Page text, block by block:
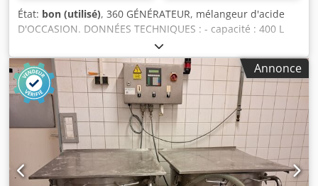
État: bon (utilisé), 360 GÉNÉRATEUR, mélangeur d'acide
D'OCCASION. DONNÉES TECHNIQUES : - capacité : 400 L
DIMENSIONS EXTÉRIEURES (en cm) : - hauteur : 194, -
largeur : 77, - longueur : 77. Le prix indiqué est net. NOUS
PARLONS ANGLAIS, ALLEMAND, FRANÇAIS, RUSSE,
UKRAINIEN. Nous disposons dans nos entrepôts de
nombreux fours de boulangerie : fours à soles, rotatifs, à
gaz, à fioul, électriques de différentes marques.
Dksdpfsyxa H Uox Agger Nous proposons également des
machines, équipements de boulangerie, lignes à petits
pains, lignes à pain. Pour consulter l'intégralité de notre
offre actuelle, rendez-vous sur notre profil Bakeres.
Annonce